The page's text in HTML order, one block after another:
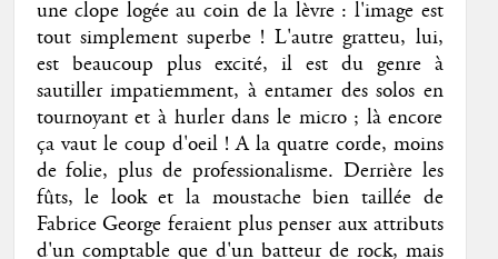
une clope logée au coin de la lèvre : l'image est
tout simplement superbe ! L'autre gratteu, lui,
est beaucoup plus excité, il est du genre à
sautiller impatiemment, à entamer des solos en
tournoyant et à hurler dans le micro ; là encore
ça vaut le coup d'oeil ! A la quatre corde, moins
de folie, plus de professionalisme. Derrière les
fûts, le look et la moustache bien taillée de
Fabrice George feraient plus penser aux attributs
d'un comptable que d'un batteur de rock, mais